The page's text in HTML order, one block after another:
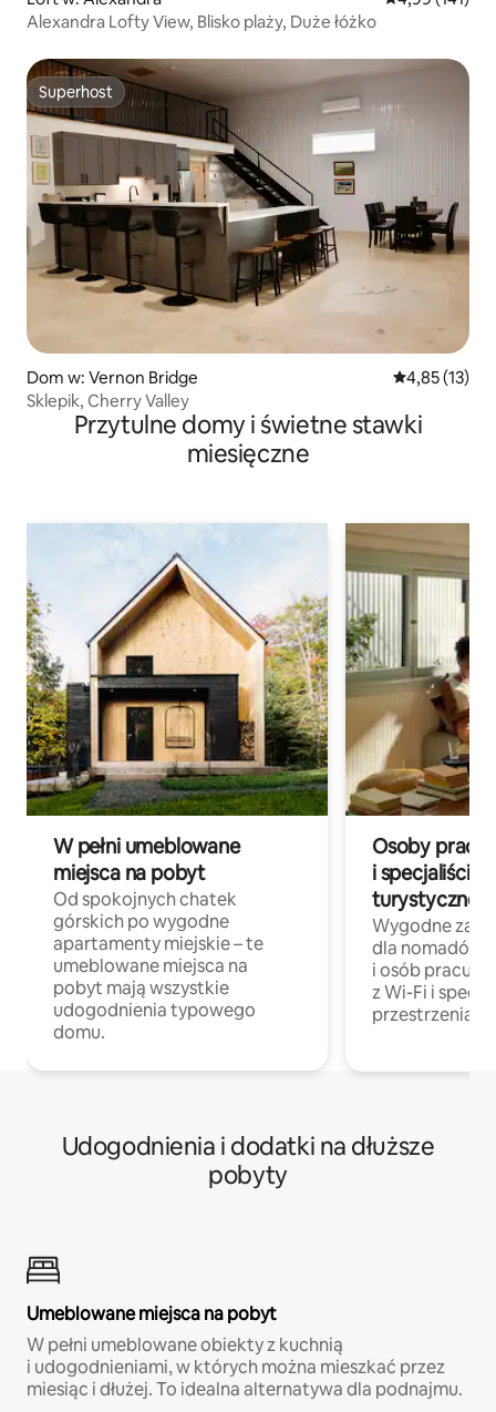
Alexandra Lofty View, Blisko plaży, Duże łóżko
Superhost
Superhost
Dom w: Vernon Bridge Średnia
4,85 (13)
Sklepik, Cherry Valley
Przytulne domy i świetne stawki
miesięczne
W pełni umeblowane
miejsca na pobyt
Od spokojnych chatek
górskich po wygodne
apartamenty miejskie – te
umeblowane miejsca na
pobyt mają wszystkie
udogodnienia typowego
domu.
Osoby
i specjaliści z
turystycznej
Wygodne
dla nomadów
i osób
z Wi-Fi i
przestrzenią
Udogodnienia i dodatki na dłuższe
pobyty
Umeblowane miejsca na pobyt
W pełni umeblowane obiekty z kuchnią
i udogodnieniami, w których można mieszkać przez
miesiąc i dłużej. To idealna alternatywa dla podnajmu.